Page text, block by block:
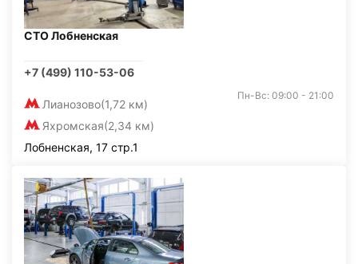
СТО Лобненская
+7 (499) 110-53-06
Лианозово(1,72 км)
Яхромская(2,34 км)
Пн-Вс: 09:00 - 21:00
Лобненская, 17 стр.1